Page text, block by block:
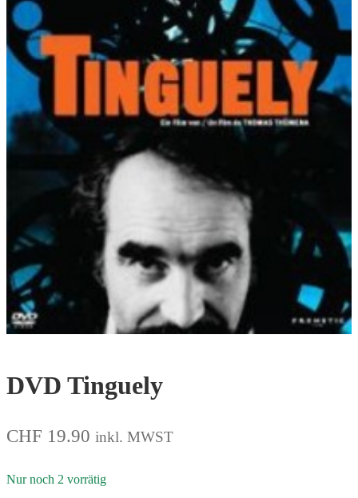
DVD Tinguely
CHF 19.90 inkl. MWST
Nur noch 2 vorrätig